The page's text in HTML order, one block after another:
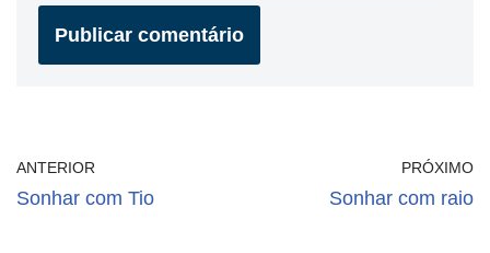
ANTERIOR
Sonhar com Tio
PRÓXIMO
Sonhar com raio